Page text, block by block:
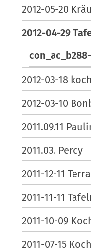
2012-05-20
2012-04-29
2012-03-18
2012-03-10
2011.09.11
2011.03. Percy
2011-12-11
2011-11-11
2011-10-09
2011-07-15